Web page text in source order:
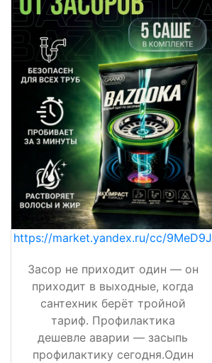
https://market.yandex.ru/cc/9MeD9J
Засор не приходит один — он
приходит в выходные, когда
сантехник берёт тройной
тариф. Профилактика
дешевле аварии — засыпь
профилактику сегодня.Один